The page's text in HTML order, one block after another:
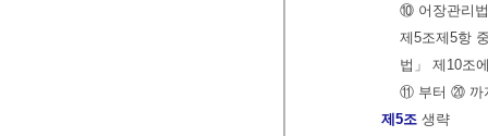
⑩ 어장관리
제5조제5항
법」 제10조
⑪ 부터 ⑳ 까
제5조 생략